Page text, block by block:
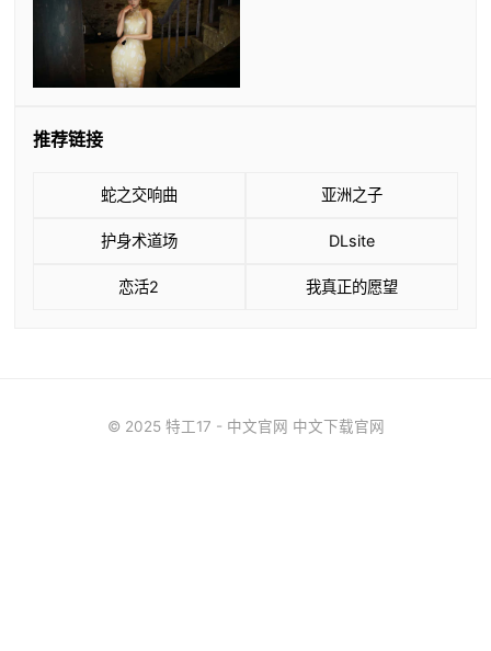
推荐链接
蛇之交响曲 亚洲之子
护身术道场 DLsite
恋活2 我真正的愿望
© 2025 特工17 - 中文官网 中文下载官网